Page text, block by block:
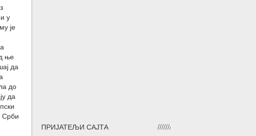
у
је
ње
да
до
да
Срби
ПРИЈАТЕЉИ САЈТА